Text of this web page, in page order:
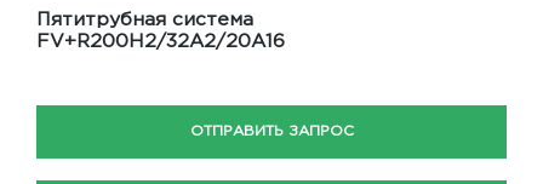
Пятитрубная система
FV+R200H2/32A2/20A16
ОТПРАВИТЬ ЗАПРОС